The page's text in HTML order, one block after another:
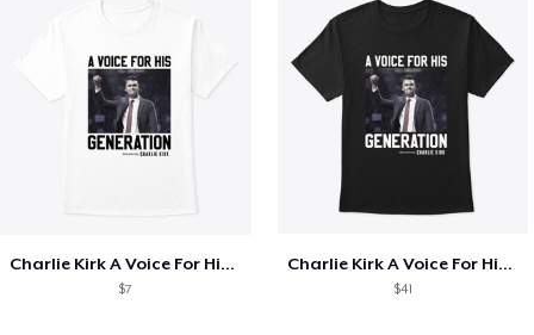
Charlie Kirk A Voice For His Generation
$7
Charlie Kirk A Voice For His Generation
$41